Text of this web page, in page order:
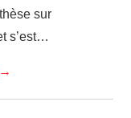
sur
s’est…
→